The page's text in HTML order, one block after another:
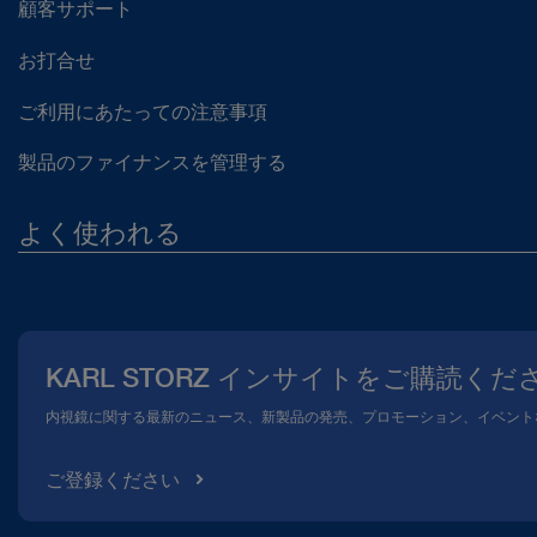
顧客サポート
お打合せ
ご利用にあたっての注意事項
製品のファイナンスを管理する
よく使われる
コンプライアンスホットライン
KARL STORZ インサイトをご購読くだ
内視鏡に関する最新のニュース、新製品の発売、プロモーション、イベン
ご登録ください